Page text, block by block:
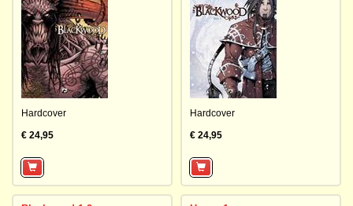
Hardcover
€ 24,95
Hardcover
€ 24,95